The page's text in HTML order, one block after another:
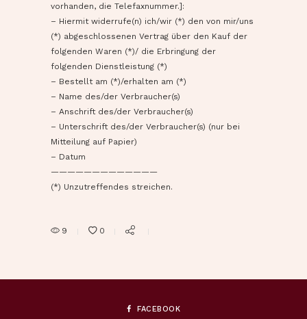
vorhanden, die Telefaxnummer.]:
– Hiermit widerrufe(n) ich/wir (*) den von mir/uns
(*) abgeschlossenen Vertrag über den Kauf der
folgenden Waren (*)/ die Erbringung der
folgenden Dienstleistung (*)
– Bestellt am (*)/erhalten am (*)
– Name des/der Verbraucher(s)
– Anschrift des/der Verbraucher(s)
– Unterschrift des/der Verbraucher(s) (nur bei
Mitteilung auf Papier)
– Datum
—————————————
(*) Unzutreffendes streichen.
9 0
FACEBOOK